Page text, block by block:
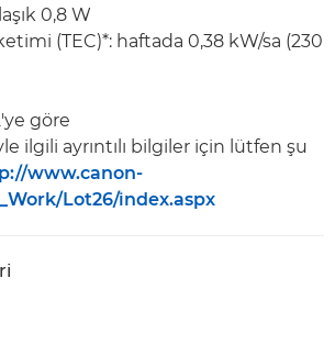
0,8 W
(TEC)*: haftada 0,38 kW/sa (230
göre
ilgili ayrıntılı bilgiler için lütfen şu
www.canon-
Lot26/index.aspx